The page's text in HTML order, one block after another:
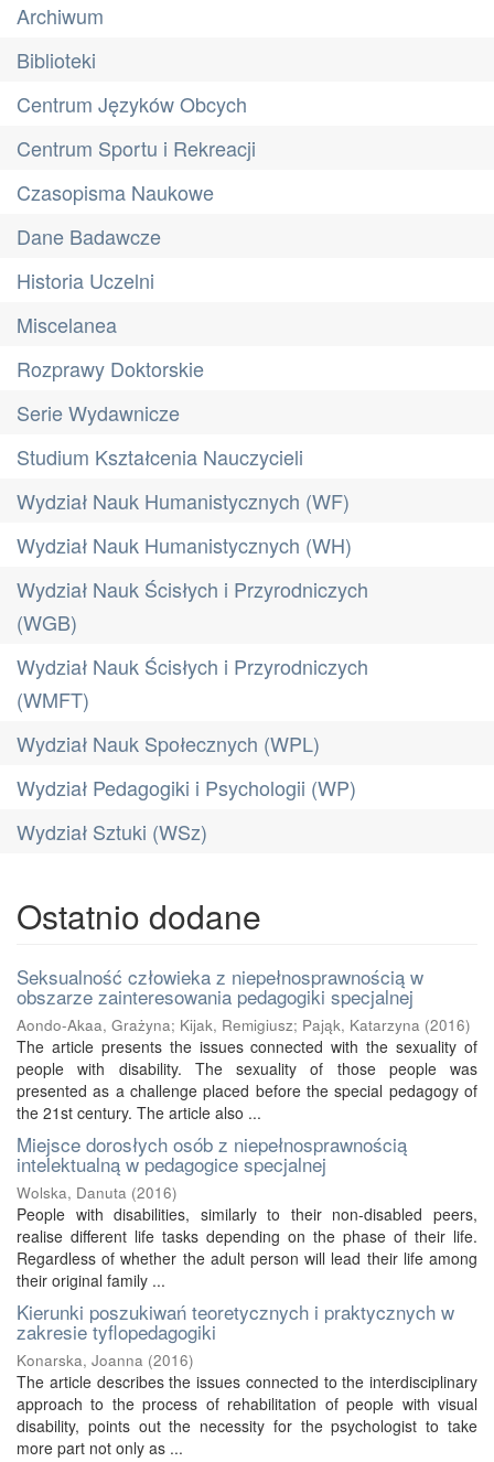
Archiwum
Biblioteki
Centrum Języków Obcych
Centrum Sportu i Rekreacji
Czasopisma Naukowe
Dane Badawcze
Historia Uczelni
Miscelanea
Rozprawy Doktorskie
Serie Wydawnicze
Studium Kształcenia Nauczycieli
Wydział Nauk Humanistycznych (WF)
Wydział Nauk Humanistycznych (WH)
Wydział Nauk Ścisłych i Przyrodniczych
(WGB)
Wydział Nauk Ścisłych i Przyrodniczych
(WMFT)
Wydział Nauk Społecznych (WPL)
Wydział Pedagogiki i Psychologii (WP)
Wydział Sztuki (WSz)
Ostatnio dodane
Seksualność człowieka z niepełnosprawnością w
obszarze zainteresowania pedagogiki specjalnej
Aondo-Akaa, Grażyna; Kijak, Remigiusz; Pająk, Katarzyna (2016)
The article presents the issues connected with the sexuality of
people with disability. The sexuality of those people was
presented as a challenge placed before the special pedagogy of
the 21st century. The article also ...
Miejsce dorosłych osób z niepełnosprawnością
intelektualną w pedagogice specjalnej
Wolska, Danuta (2016)
People with disabilities, similarly to their non-disabled peers,
realise different life tasks depending on the phase of their life.
Regardless of whether the adult person will lead their life among
their original family ...
Kierunki poszukiwań teoretycznych i praktycznych w
zakresie tyflopedagogiki
Konarska, Joanna (2016)
The article describes the issues connected to the interdisciplinary
approach to the process of rehabilitation of people with visual
disability, points out the necessity for the psychologist to take
more part not only as ...